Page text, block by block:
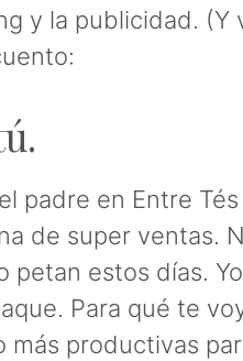
y la publicidad. (Y
padre en Entre
de super ventas.
petan estos días.
Para qué te
más productivas